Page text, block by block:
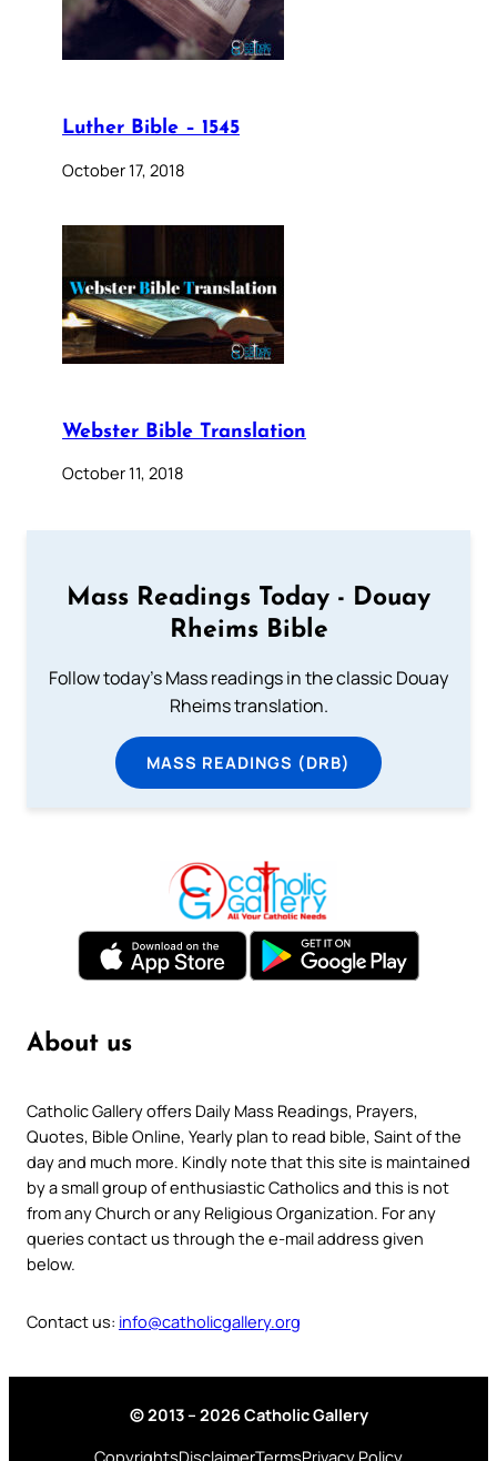
Luther Bible – 1545
October 17, 2018
Webster Bible Translation
October 11, 2018
Mass Readings Today - Douay
Rheims Bible
Follow today's Mass readings in the classic Douay
Rheims translation.
MASS READINGS (DRB)
About us
Catholic Gallery offers Daily Mass Readings, Prayers,
Quotes, Bible Online, Yearly plan to read bible, Saint of the
day and much more. Kindly note that this site is maintained
by a small group of enthusiastic Catholics and this is not
from any Church or any Religious Organization. For any
queries contact us through the e-mail address given
below.
Contact us: info@catholicgallery.org
© 2013 – 2026 Catholic Gallery
CopyrightsDisclaimerTermsPrivacy Policy